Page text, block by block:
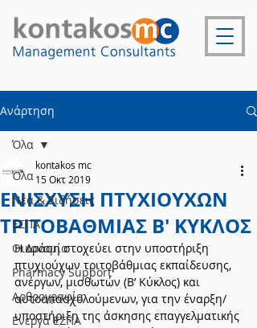
Ανάρτηση
Όλα
Νέα & Ειδήσεις
ΕΣΠΑ
Οικονομία
Pharmacy Support
Αρθρογραφία
Ενεργά ΕΣΠΑ
Όλα
ΕΝΙΣΧΥΣΗ ΠΤΥΧΙΟΥΧΩΝ
ΤΡΙΤΟΒΑΘΜΙΑΣ Β' ΚΥΚΛΟΣ
kontakos mc
15 Οκτ 2019
Η Δράση στοχεύει στην υποστήριξη
πτυχιούχων τριτοβάθμιας εκπαίδευσης,
ανέργων, μισθωτών (Β’ Κύκλος) και
αυτοαπασχολούμενων, για την έναρξη/
υποστήριξη της άσκησης επαγγελματικής